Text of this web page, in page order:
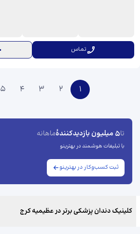
تماس
1
2
3
4
5
تا5 میلیون بازدیدکنندهٔ ماهانه
با تبلیغات هوشمند در بهترینو
ثبت کسب‌وکار در بهترینو
کلینیک دندان پزشکی برتر در عظیمیه کرج